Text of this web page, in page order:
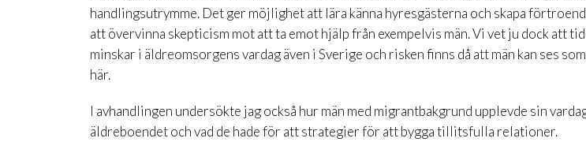
handlingsutrymme. Det ger möjlighet att lära känna hyresgästerna och skapa
att övervinna skepticism mot att ta emot hjälp från exempelvis män. Vi vet ju dock att
minskar i äldreomsorgens vardag även i Sverige och risken finns då att män kan ses
här.
I avhandlingen undersökte jag också hur män med migrantbakgrund upplevde sin
äldreboendet och vad de hade för att strategier för att bygga tillitsfulla relationer.